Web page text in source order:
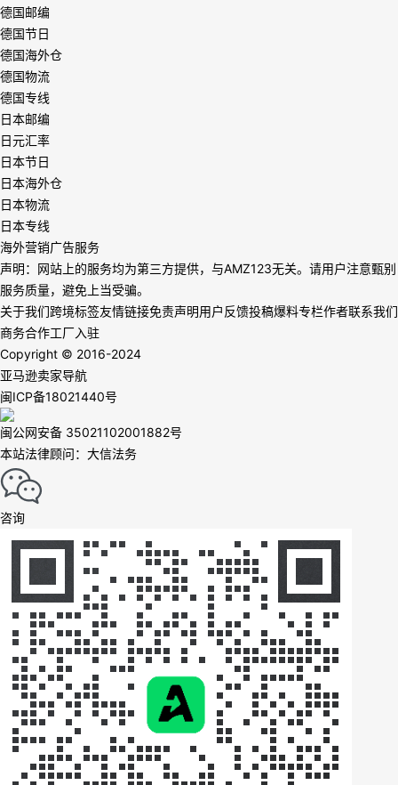
德国邮编
德国节日
德国海外仓
德国物流
德国专线
日本邮编
日元汇率
日本节日
日本海外仓
日本物流
日本专线
海外营销广告服务
声明：网站上的服务均为第三方提供，与AMZ123无关。请用户注意甄别
服务质量，避免上当受骗。
关于我们跨境标签友情链接免责声明用户反馈投稿爆料专栏作者联系我们
商务合作工厂入驻
Copyright © 2016-2024
亚马逊卖家导航
闽ICP备18021440号
闽公网安备 35021102001882号
本站法律顾问：大信法务
咨询